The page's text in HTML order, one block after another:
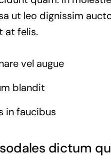
ut leo dignissim
at felis.
vel augue
blandit
in faucibus
dictum